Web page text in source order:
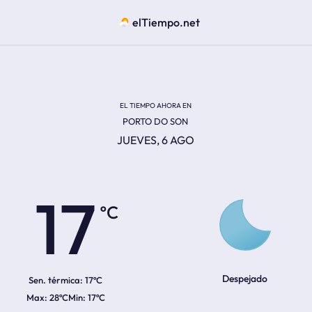
elTiempo.net
EL TIEMPO AHORA EN
PORTO DO SON
JUEVES, 6 AGO
17
Sen. térmica: 17ºC
28ºC 17ºC
Despejado